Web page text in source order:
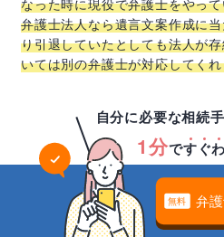
遺言の問題は専門家の無
なった時に現役で弁護士をやっ
弁護士法人なら遺言文案作成に
り引退していたとしても法人が
いては別の弁護士が対応してく
自分に必要な相続
1分ですぐ